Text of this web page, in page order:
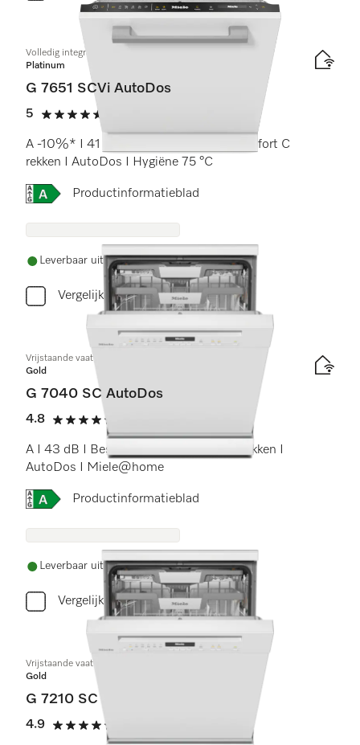
Volledig integreerbare vaatwassers
Platinum
G 7651 SCVi AutoDos
5
5 sterren op 5
A -10%* I 41 dB I Besteklade I ExtraComfort C
rekken I AutoDos I Hygiëne 75 °C
Online Label Flag, Energielabel
Productinformatieblad
Leverbaar uit voorraad met gratis levering
Vergelijken
Vrijstaande vaatwassers
Gold
G 7040 SC AutoDos
4.8
4.8 sterren op 5
A I 43 dB I Besteklade I ExtraComfort rekken I
AutoDos I Miele@home
Online Label Flag, Energielabel
Productinformatieblad
Leverbaar uit voorraad met gratis levering
Vergelijken
Vrijstaande vaatwassers
Gold
G 7210 SC
4.9
4.9 sterren op 5